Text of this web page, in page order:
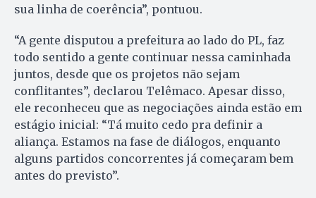
sua linha de coerência”, pontuou.
“A gente disputou a prefeitura ao lado do PL, faz
todo sentido a gente continuar nessa caminhada
juntos, desde que os projetos não sejam
conflitantes”, declarou Telêmaco. Apesar disso,
ele reconheceu que as negociações ainda estão em
estágio inicial: “Tá muito cedo pra definir a
aliança. Estamos na fase de diálogos, enquanto
alguns partidos concorrentes já começaram bem
antes do previsto”.